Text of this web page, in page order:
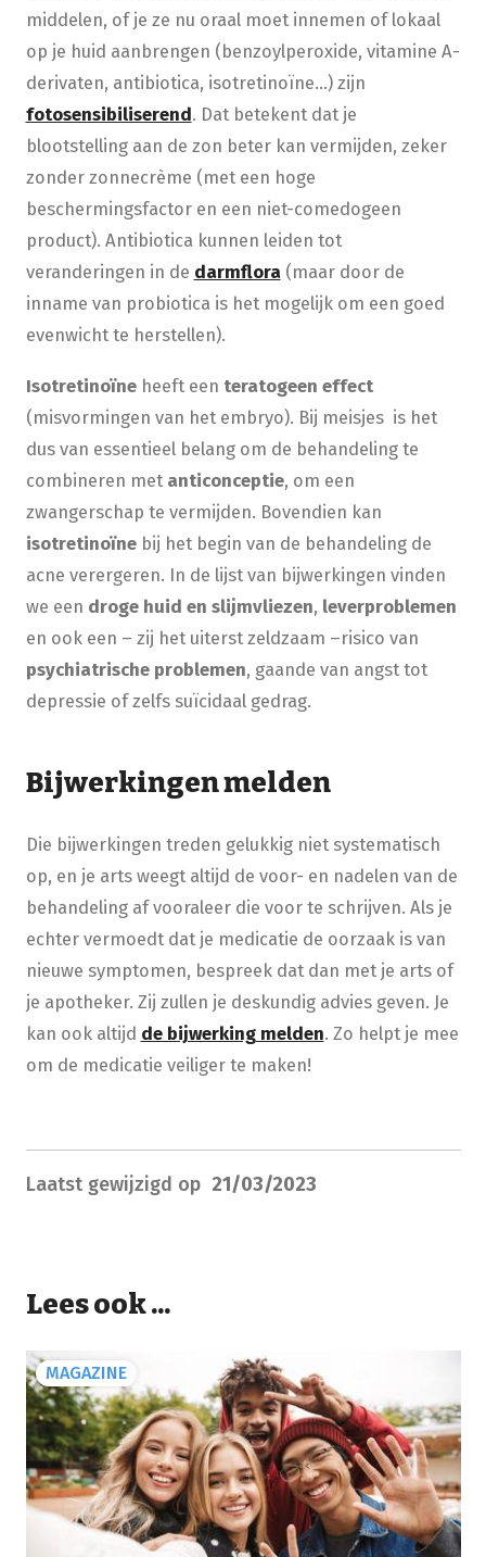
middelen, of je ze nu oraal moet innemen of lokaal
op je huid aanbrengen (benzoylperoxide, vitamine A-
derivaten, antibiotica, isotretinoïne…) zijn
fotosensibiliserend. Dat betekent dat je
blootstelling aan de zon beter kan vermijden, zeker
zonder zonnecrème (met een hoge
beschermingsfactor en een niet-comedogeen
product). Antibiotica kunnen leiden tot
veranderingen in de darmflora(maar door de
inname van probiotica is het mogelijk om een goed
evenwicht te herstellen).
Isotretinoïne heeft een teratogeen effect
(misvormingen van het embryo). Bij meisjes is het
dus van essentieel belang om de behandeling te
combineren met anticonceptie, om een
zwangerschap te vermijden. Bovendien kan
isotretinoïnebij het begin van de behandeling de
acne verergeren. In de lijst van bijwerkingen vinden
we een droge huid en slijmvliezen, leverproblemen
en ook een – zij het uiterst zeldzaam –risico van
psychiatrische problemen, gaande van angst tot
depressie of zelfs suïcidaal gedrag.
Bijwerkingen melden
Die bijwerkingen treden gelukkig niet systematisch
op, en je arts weegt altijd de voor- en nadelen van de
behandeling af vooraleer die voor te schrijven. Als je
echter vermoedt dat je medicatie de oorzaak is van
nieuwe symptomen, bespreek dat dan met je arts of
je apotheker. Zij zullen je deskundig advies geven. Je
kan ook altijd de bijwerking melden. Zo helpt je mee
om de medicatie veiliger te maken!
Laatst gewijzigd op 21/03/2023
Lees ook ...
MAGAZINE